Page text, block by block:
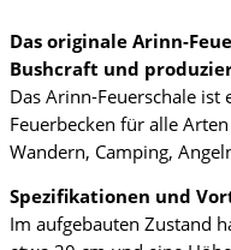
Das originale Arinn-
Bushcraft und
Das Arinn-Feuerschale
Feuerbecken für alle
Wandern, Camping,
Spezifikationen und
Im aufgebauten Zustand